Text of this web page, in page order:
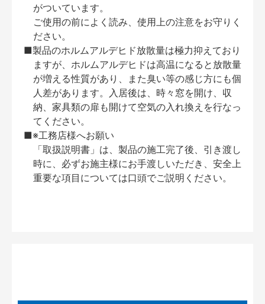
がついています。
ご使用の前によく読み、使用上の注意をお守りく
ださい。
■製品のホルムアルデヒド放散量は極力抑えており
ますが、ホルムアルデヒドは高温になると放散量
が増える性質があり、また臭い等の感じ方にも個
人差があります。入居後は、時々窓を開け、収
納、家具類の扉も開けて空気の入れ換えを行なっ
てください。
■※工務店様へお願い
「取扱説明書」は、製品の施工完了後、引き渡し
時に、必ずお施主様にお手渡しいただき、安全上
重要な項目については口頭でご説明ください。